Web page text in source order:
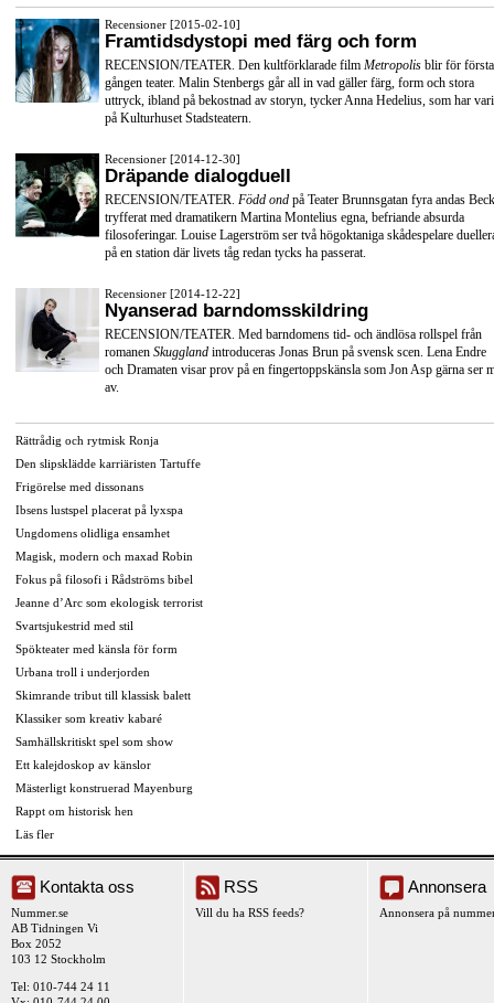
Recensioner [2015-02-10]
Framtidsdystopi med färg och form
RECENSION/TEATER. Den kultförklarade film Metropolis blir för första
gången teater. Malin Stenbergs går all in vad gäller färg, form och stora
uttryck, ibland på bekostnad av storyn, tycker Anna Hedelius, som har
på Kulturhuset Stadsteatern.
Recensioner [2014-12-30]
Dräpande dialogduell
RECENSION/TEATER. Född ond på Teater Brunnsgatan fyra andas
tryfferat med dramatikern Martina Montelius egna, befriande absurda
filosoferingar. Louise Lagerström ser två högoktaniga skådespelare
på en station där livets tåg redan tycks ha passerat.
Recensioner [2014-12-22]
Nyanserad barndomsskildring
RECENSION/TEATER. Med barndomens tid- och ändlösa rollspel från
romanen Skuggland introduceras Jonas Brun på svensk scen. Lena Endre
och Dramaten visar prov på en fingertoppskänsla som Jon Asp gärna ser
av.
Rättrådig och rytmisk Ronja
Den slipsklädde karriäristen Tartuffe
Frigörelse med dissonans
Ibsens lustspel placerat på lyxspa
Ungdomens olidliga ensamhet
Magisk, modern och maxad Robin
Fokus på filosofi i Rådströms bibel
Jeanne d’Arc som ekologisk terrorist
Svartsjukestrid med stil
Spökteater med känsla för form
Urbana troll i underjorden
Skimrande tribut till klassisk balett
Klassiker som kreativ kabaré
Samhällskritiskt spel som show
Ett kalejdoskop av känslor
Mästerligt konstruerad Mayenburg
Rappt om historisk hen
Läs fler
Kontakta oss
Nummer.se
AB Tidningen Vi
Box 2052
103 12 Stockholm
Tel: 010-744 24 11
RSS
Vill du ha RSS feeds?
Annonsera
Annonsera på